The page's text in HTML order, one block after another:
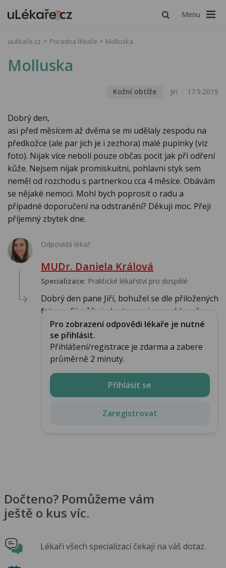
Menu
uLékaře.cz Poradna lékaře Molluska
Molluska
Kožní obtíže jiri 17.9.2019
Dobrý den,
asi před měsícem až dvěma se mi udělaly zespodu na
předkožce (ale par jich je i zezhora) malé pupínky (viz
foto). Nijak více nebolí pouze občas pocit jak při odření
kůže. Nejsem nijak promiskuitni, pohlavni styk sem
neměl od rozchodu s partnerkou cca 4 měsíce. Obávám
se nějaké nemoci. Mohl bych poprosit o radu a
případné doporučení na odstranění? Děkuji moc. Přeji
příjemný zbytek dne.
Odpovídá lékař:
MUDr. Daniela Králová
Specializace: Praktické lékařství pro dospělé
Dobrý den pane Jiří, bohužel se dle přiložených
fotografií může jednat o projevy pohlavně...
Pro zobrazení odpovědi lékaře je nutné
se přihlásit.
Přihlášení/registrace je zdarma a zabere
průměrně 2 minuty.
Přihlásit se
Zaregistrovat
Dočteno? Pomůžeme vám
ještě o kus víc.
Lékaři všech specializací čekají na váš dotaz.